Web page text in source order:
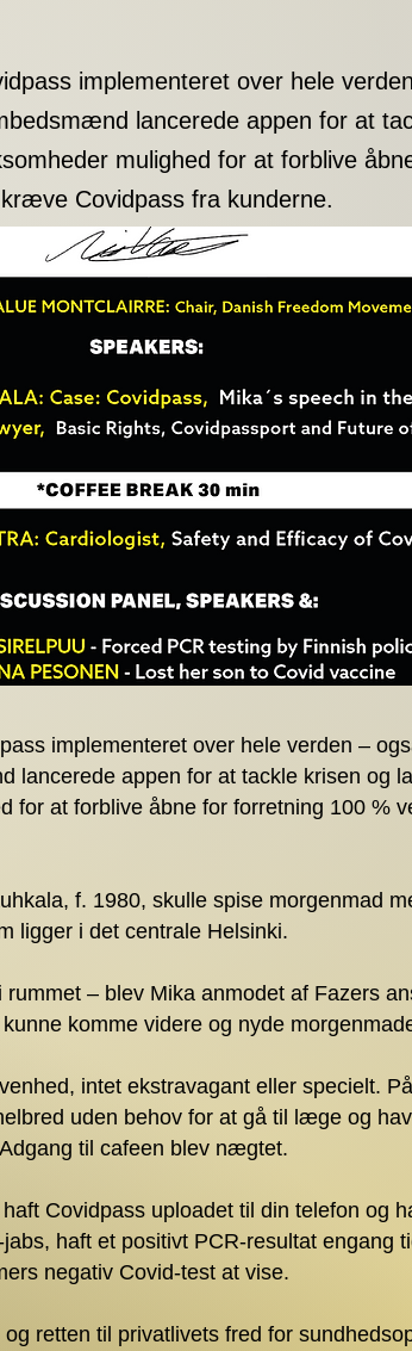
implementeret over hele
lancerede appen for at
mulighed for at forblive
Covidpass fra kunderne.
implementeret over hele verden –
lancerede appen for at tackle krisen og
for at forblive åbne for forretning 100 %
f. 1980, skulle spise morgenmad
ligger i det centrale Helsinki.
– blev Mika anmodet af Fazers
komme videre og nyde
intet ekstravagant eller specielt.
uden behov for at gå til læge og
til cafeen blev nægtet.
Covidpass uploadet til din telefon og
haft et positivt PCR-resultat engang
negativ Covid-test at vise.
retten til privatlivets fred for